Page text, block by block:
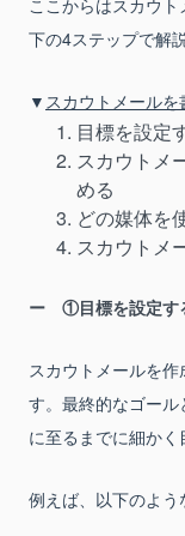
ここからはスカウ
下の4ステップで解
▼ スカウトメール
目標を設定
スカウトメ
める
どの媒体を
スカウトメ
①目標を設定す
スカウトメールを
す。最終的なゴー
に至るまでに細かく
例えば、以下のよう